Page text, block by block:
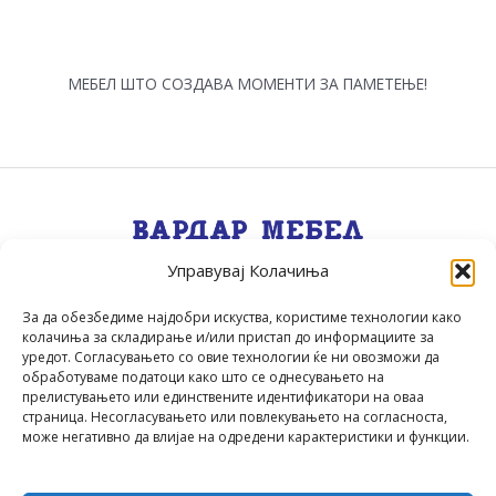
Управувај Колачиња
За да обезбедиме најдобри искуства, користиме технологии како
колачиња за складирање и/или пристап до информациите за
уредот. Согласувањето со овие технологии ќе ни овозможи да
обработуваме податоци како што се однесувањето на
прелистувањето или единствените идентификатори на оваа
страница. Несогласувањето или повлекувањето на согласноста,
може негативно да влијае на одредени карактеристики и функции.
МЕБЕЛ ШТО СОЗДАВА МОМЕНТИ ЗА ПАМЕТЕЊЕ!
Квалитет, Стил, Селекција, Сервис.